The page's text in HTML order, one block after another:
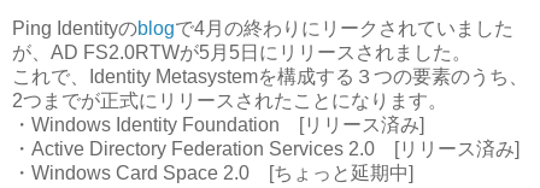
Ping Identityのblogで4月の終わりにリークされていました
が、AD FS2.0RTWが5月5日にリリースされました。
これで、Identity Metasystemを構成する３つの要素のうち、
2つまでが正式にリリースされたことになります。
・Windows Identity Foundation [リリース済み]
・Active Directory Federation Services 2.0 [リリース済み]
・Windows Card Space 2.0 [ちょっと延期中]